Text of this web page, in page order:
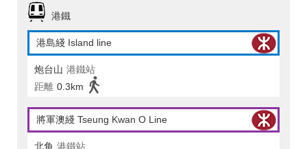
港鐵
港島綫 Island line
炮台山 港鐵站
距離 0.3km
將軍澳綫 Tseung Kwan O Line
北角 港鐵站